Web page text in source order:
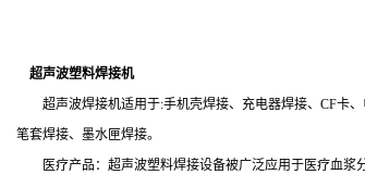
超声波塑料焊接机
超声波焊接机适用于:手机壳焊接、充电器焊接、CF卡、
笔套焊接、墨水匣焊接。
医疗产品：超声波塑料焊接设备被广泛应用于医疗血浆